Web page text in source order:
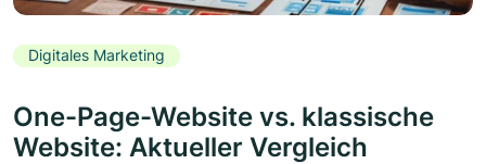
Digitales Marketing
One-Page-Website vs. klassische
Website: Aktueller Vergleich